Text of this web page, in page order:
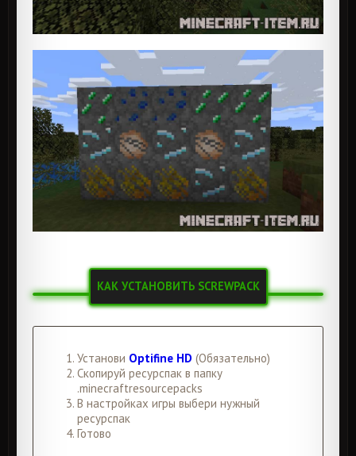
КАК УСТАНОВИТЬ SCREWPACK
Установи Optifine HD (Обязательно)
Скопируй ресурспак в папку
.minecraftresourcepacks
В настройках игры выбери нужный
ресурспак
Готово